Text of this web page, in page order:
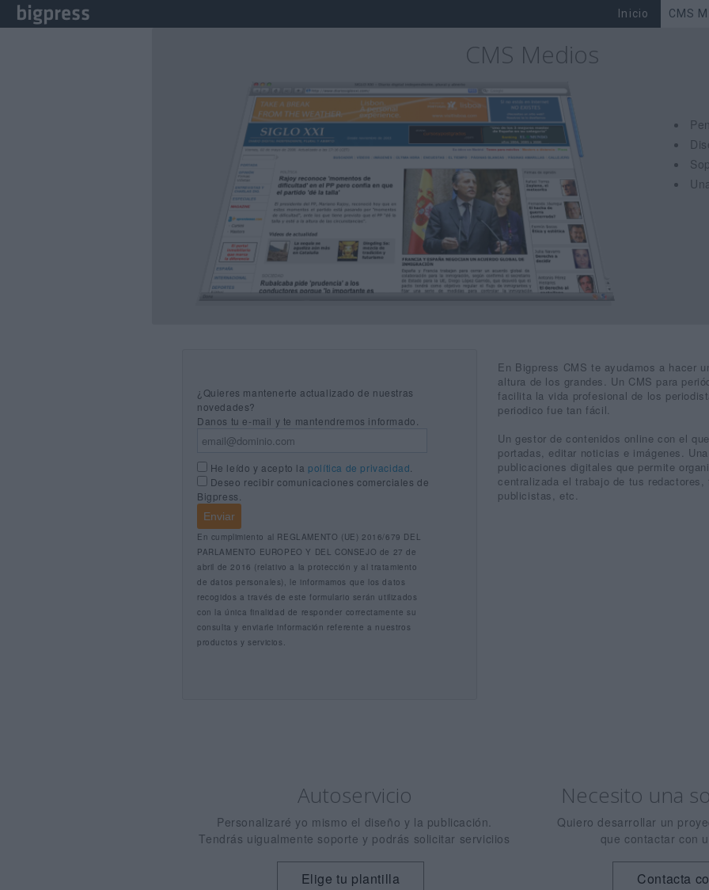
Inicio CMS
CMS Medios
¿Quieres mantenerte actualizado de nuestras
novedades?
Danos tu e-mail y te mantendremos informado.
He leído y acepto la política de privacidad
Deseo recibir comunicaciones comerciales de
Bigpress.
En cumplimiento al REGLAMENTO (UE) 2016/679 DEL
PARLAMENTO EUROPEO Y DEL CONSEJO de 27 de
abril de 2016 (relativo a la protección y al tratamiento
de datos personales), le informamos que los datos
recogidos a través de este formulario serán utilizados
con la única finalidad de responder correctamente su
consulta y enviarle información referente a nuestros
productos y servicios.
En Bigpress CMS te ayudamos a hacer
altura de los grandes. Un CMS para
facilita la vida profesional de los
periodico fue tan fácil.
Un gestor de contenidos online con el
portadas, editar noticias e imágenes.
publicaciones digitales que permite
centralizada el trabajo de tus redactores,
publicistas, etc.
Autoservicio
Personalizaré yo mismo el diseño y la publicación.
Tendrás uigualmente soporte y podrás solicitar serviciios
Elige tu plantilla
Necesito una
Quiero desarrollar un
que contactar con
Contacta